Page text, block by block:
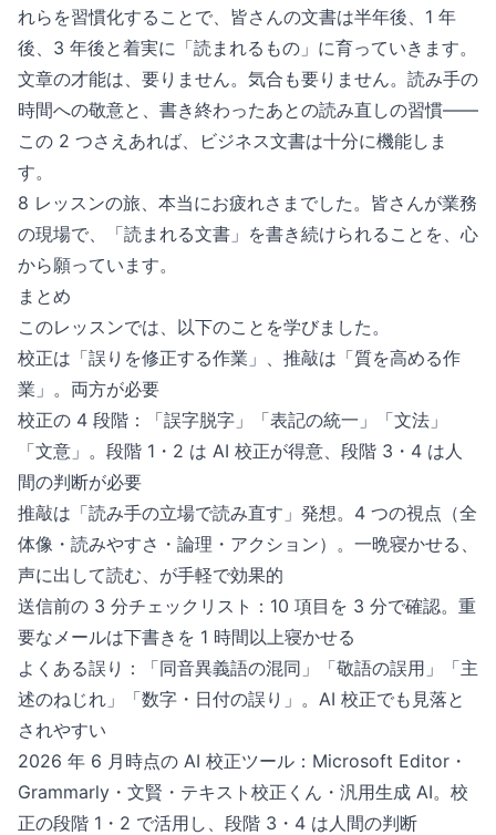
れらを習慣化することで、皆さんの文書は半年後、1 年
後、3 年後と着実に「読まれるもの」に育っていきます。
文章の才能は、要りません。気合も要りません。読み手の
時間への敬意と、書き終わったあとの読み直しの習慣——
この 2 つさえあれば、ビジネス文書は十分に機能しま
す。
8 レッスンの旅、本当にお疲れさまでした。皆さんが業務
の現場で、「読まれる文書」を書き続けられることを、心
から願っています。
まとめ
このレッスンでは、以下のことを学びました。
校正は「誤りを修正する作業」、推敲は「質を高める作
業」。両方が必要
校正の 4 段階：「誤字脱字」「表記の統一」「文法」
「文意」。段階 1・2 は AI 校正が得意、段階 3・4 は人
間の判断が必要
推敲は「読み手の立場で読み直す」発想。4 つの視点（全
体像・読みやすさ・論理・アクション）。一晩寝かせる、
声に出して読む、が手軽で効果的
送信前の 3 分チェックリスト：10 項目を 3 分で確認。重
要なメールは下書きを 1 時間以上寝かせる
よくある誤り：「同音異義語の混同」「敬語の誤用」「主
述のねじれ」「数字・日付の誤り」。AI 校正でも見落と
されやすい
2026 年 6 月時点の AI 校正ツール：Microsoft Editor・
Grammarly・文賢・テキスト校正くん・汎用生成 AI。校
正の段階 1・2 で活用し、段階 3・4 は人間の判断